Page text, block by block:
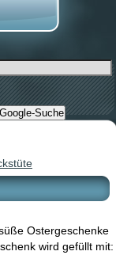
Ostergeschenke
wird gefüllt mit:
Google-Suche